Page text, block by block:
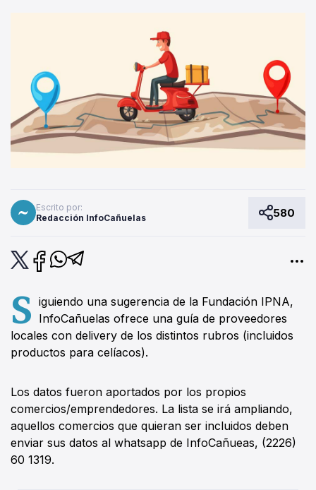
Escrito por:
Redacción InfoCañuelas
580
S iguiendo una sugerencia de la Fundación IPNA,
InfoCañuelas ofrece una guía de proveedores
locales con delivery de los distintos rubros (incluidos
productos para celíacos).
Los datos fueron aportados por los propios
comercios/emprendedores. La lista se irá ampliando,
aquellos comercios que quieran ser incluidos deben
enviar sus datos al whatsapp de InfoCañueas, (2226)
60 1319.